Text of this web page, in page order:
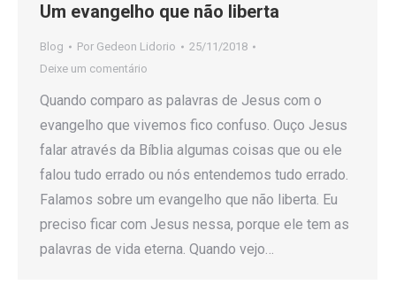
Um evangelho que não liberta
Blog Por Gedeon Lidorio
25/11/2018
Deixe um comentário
Quando comparo as palavras de Jesus com o
evangelho que vivemos fico confuso. Ouço Jesus
falar através da Bíblia algumas coisas que ou ele
falou tudo errado ou nós entendemos tudo errado.
Falamos sobre um evangelho que não liberta. Eu
preciso ficar com Jesus nessa, porque ele tem as
palavras de vida eterna. Quando vejo…